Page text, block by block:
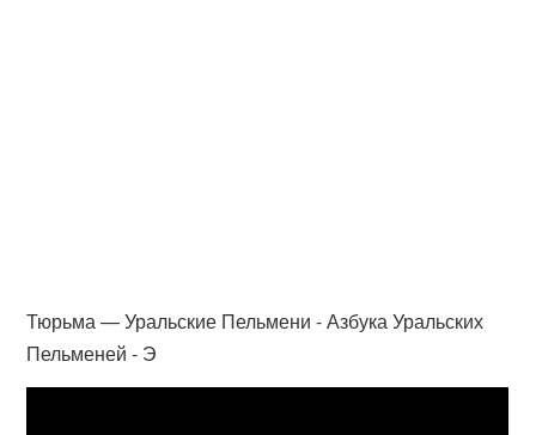
Тюрьма — Уральские Пельмени - Азбука Уральских
Пельменей - Э